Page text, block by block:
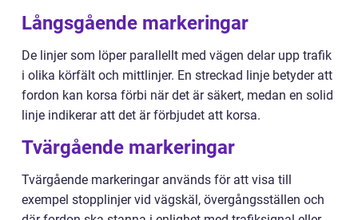
Långsgående markeringar
De linjer som löper parallellt med vägen delar upp trafik
i olika körfält och mittlinjer. En streckad linje betyder att
fordon kan korsa förbi när det är säkert, medan en solid
linje indikerar att det är förbjudet att korsa.
Tvärgående markeringar
Tvärgående markeringar används för att visa till
exempel stopplinjer vid vägskäl, övergångsställen och